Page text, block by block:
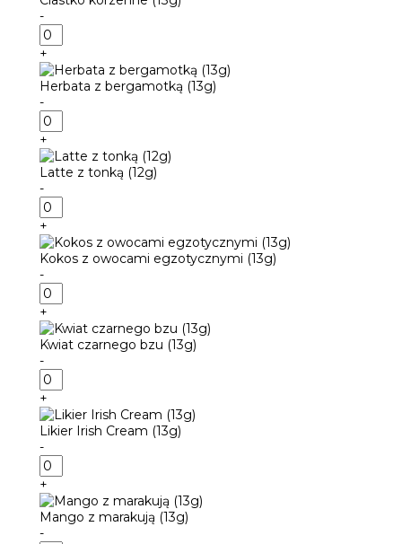
-
ilość
Ciastko
korzenne
(13g)
+
Herbata z bergamotką (13g)
-
ilość
Herbata
z
bergamotką
(13g)
+
Latte z tonką (12g)
-
ilość
Latte
z
tonką
(12g)
+
Kokos z owocami egzotycznymi (13g)
-
ilość
Kokos
z
owocami
egzotycznymi
(13g)
+
Kwiat czarnego bzu (13g)
-
ilość
Kwiat
czarnego
bzu
(13g)
+
Likier Irish Cream (13g)
-
ilość
Likier
Irish
Cream
(13g)
+
Mango z marakują (13g)
-